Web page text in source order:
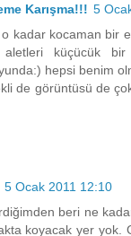
Karışma!!! 5
kadar kocaman bir
küçücük
hepsi benim
de görüntüsü de
5 Ocak 2011 12:10
beri ne
koyacak yer yok.